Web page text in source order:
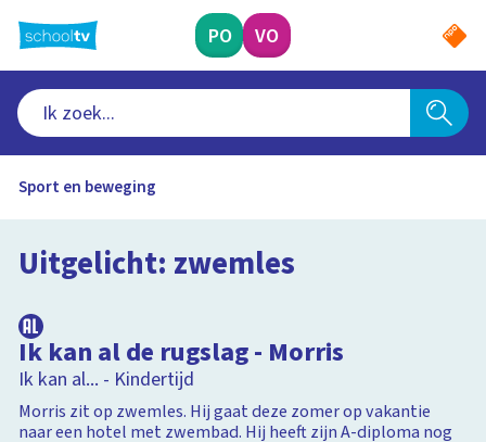
naar
hoofdinhoud
PO VO
Sport en beweging
Uitgelicht: zwemles
Ik kan al de rugslag - Morris
Ik kan al... - Kindertijd
Morris zit op zwemles. Hij gaat deze zomer op vakantie
naar een hotel met zwembad. Hij heeft zijn A-diploma nog
7:30